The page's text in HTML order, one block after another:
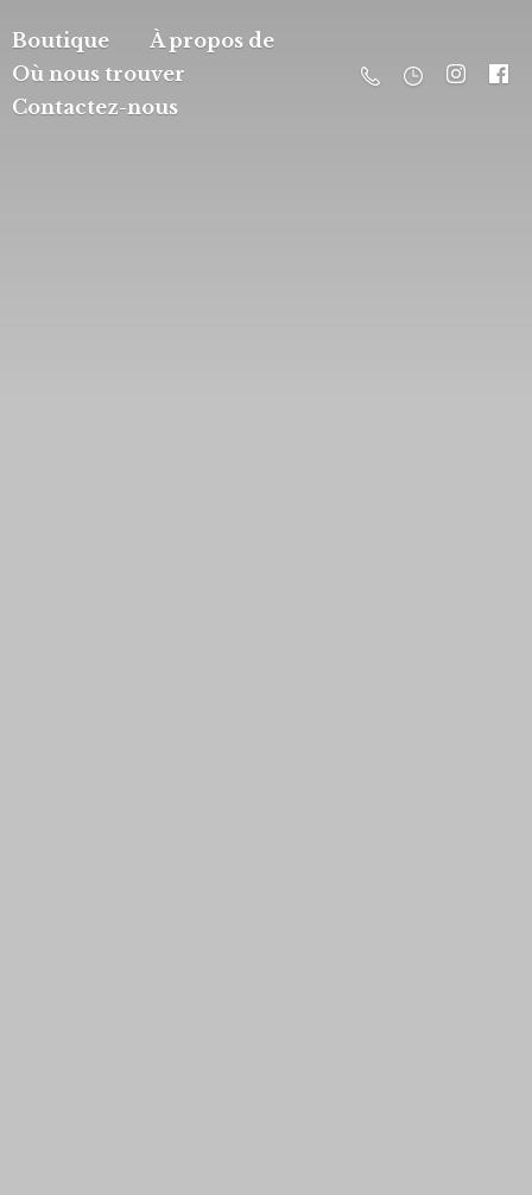
Boutique
À propos de
Où nous trouver
Contactez-nous